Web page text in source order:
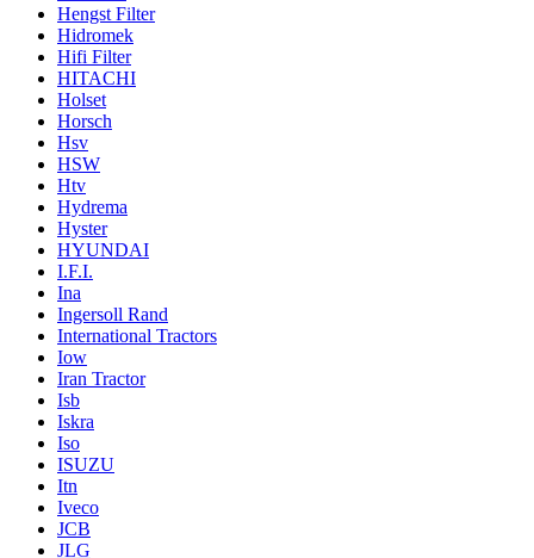
Hengst Filter
Hidromek
Hifi Filter
HITACHI
Holset
Horsch
Hsv
HSW
Htv
Hydrema
Hyster
HYUNDAI
I.F.I.
Ina
Ingersoll Rand
International Tractors
Iow
Iran Tractor
Isb
Iskra
Iso
ISUZU
Itn
Iveco
JCB
JLG